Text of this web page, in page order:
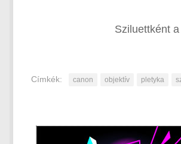
Sziluettként
Címkék: canon objektív pletyka